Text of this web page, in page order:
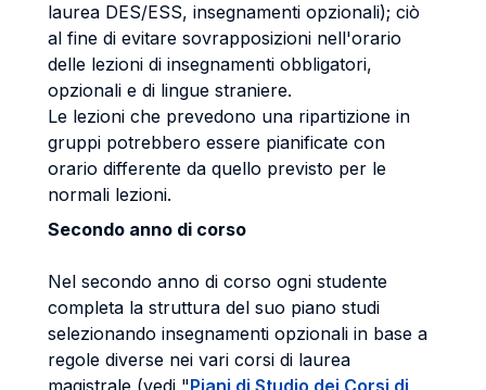
laurea DES/ESS, insegnamenti opzionali); ciò
al fine di evitare sovrapposizioni nell'orario
delle lezioni di insegnamenti obbligatori,
opzionali e di lingue straniere.
Le lezioni che prevedono una ripartizione in
gruppi potrebbero essere pianificate con
orario differente da quello previsto per le
normali lezioni.
Secondo anno di corso
Nel secondo anno di corso ogni studente
completa la struttura del suo piano studi
selezionando insegnamenti opzionali in base a
regole diverse nei vari corsi di laurea
magistrale (vedi "Piani di Studio dei Corsi di